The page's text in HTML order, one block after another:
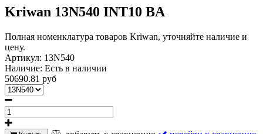
Kriwan 13N540 INT10 BA
Полная номенклатура товаров Kriwan, уточняйте наличие и
цену.
Артикул: 13N540
Наличие: Есть в наличии
50690.81 руб